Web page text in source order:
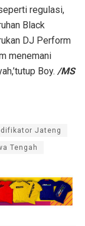
regulasi,
Black
DJ Perform
menemani
Boy. /MS
Jateng
Tengah